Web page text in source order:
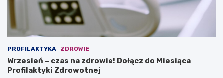
PROFILAKTYKA ZDROWIE
Wrzesień – czas na zdrowie! Dołącz do Miesiąca
Profilaktyki Zdrowotnej